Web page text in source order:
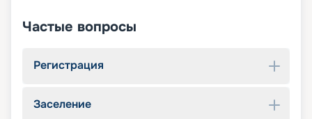
Частые вопросы
Регистрация
Заселение